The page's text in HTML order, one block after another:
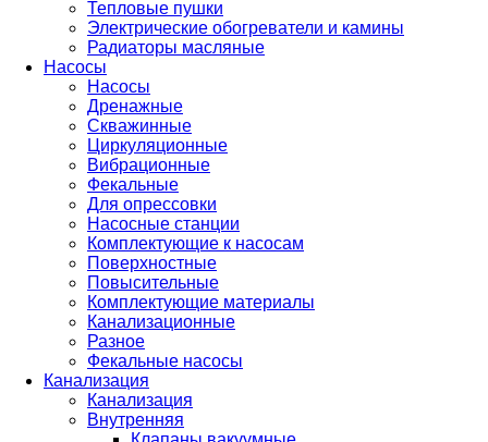
Тепловые пушки
Электрические обогреватели и камины
Радиаторы масляные
Насосы
Насосы
Дренажные
Скважинные
Циркуляционные
Вибрационные
Фекальные
Для опрессовки
Насосные станции
Комплектующие к насосам
Поверхностные
Повысительные
Комплектующие материалы
Канализационные
Разное
Фекальные насосы
Канализация
Канализация
Внутренняя